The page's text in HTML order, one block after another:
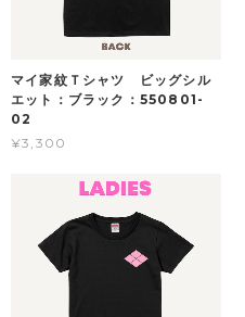
マイ家紋Ｔシャツ ビッグシル
エット：ブラック：550801-
02
¥3,300